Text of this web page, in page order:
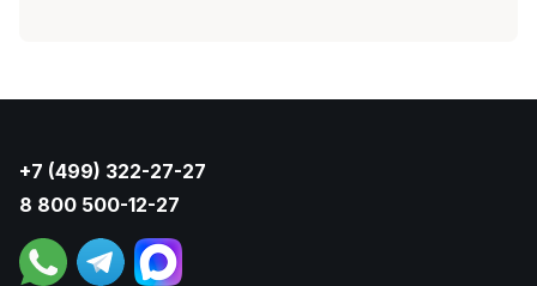
+7 (499) 322-27-27
8 800 500-12-27